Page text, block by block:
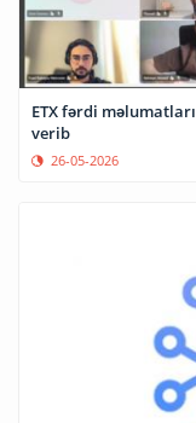
ETX fərdi
verib
26-05-2026